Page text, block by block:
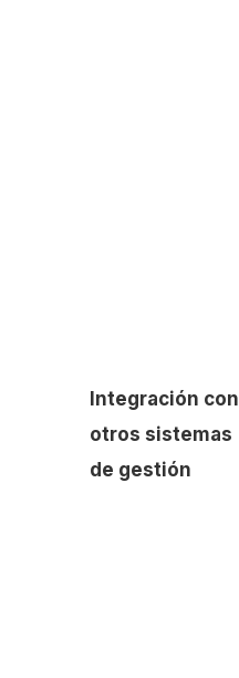
Integración con
otros sistemas
de gestión